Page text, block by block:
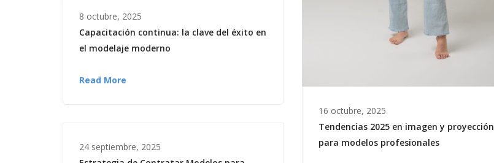
16 octubre, 2025
Tendencias 2025 en imagen y proyección
para modelos profesionales
8 octubre, 2025
Capacitación continua: la clave del éxito en
el modelaje moderno
Read More
24 septiembre, 2025